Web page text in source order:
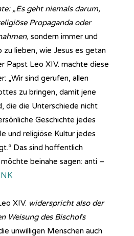
„Es geht niemals darum,
Propaganda oder
sondern immer und
zu lieben, wie Jesus es getan
Papst Leo XIV. machte diese
„Wir sind gerufen, allen
zu bringen, damit jene
die die Unterschiede nicht
Geschichte jedes
und religiöse Kultur jedes
Das sind hoffentlich
beinahe sagen: anti –
XIV. widerspricht also der
Weisung des Bischofs
unwilligen Menschen auch